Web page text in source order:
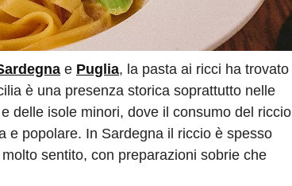
e Puglia, la pasta ai ricci ha trovato
è una presenza storica soprattutto nelle
delle isole minori, dove il consumo del riccio
e popolare. In Sardegna il riccio è spesso
sentito, con preparazioni sobrie che